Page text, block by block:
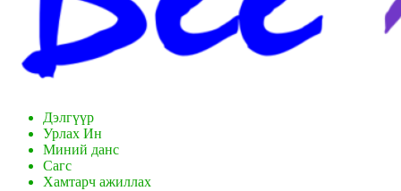
Дэлгүүр
Урлах Ин
Миний данс
Сагс
Хамтарч ажиллах